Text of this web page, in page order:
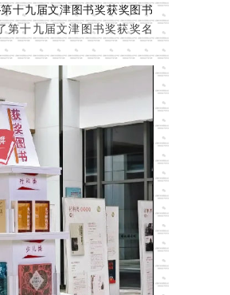
十九届文津图书奖获奖图书
第十九届文津图书奖获奖名